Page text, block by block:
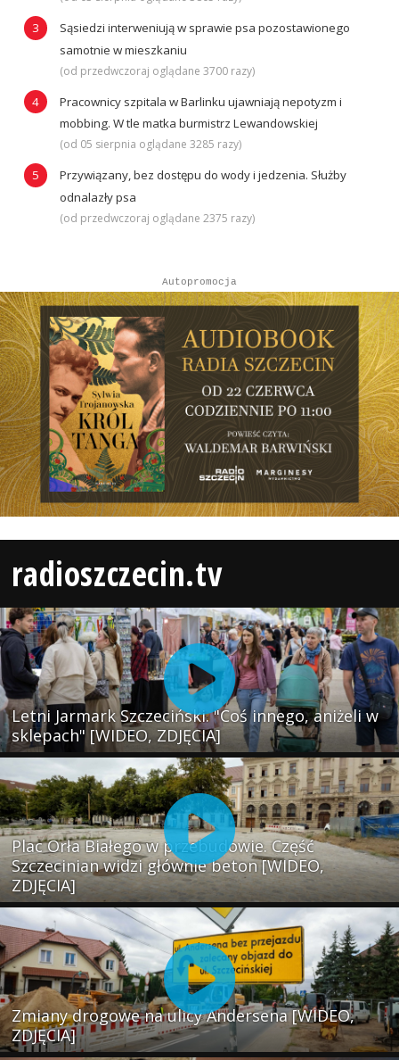
Sąsiedzi interweniują w sprawie psa pozostawionego
samotnie w mieszkaniu
(od przedwczoraj oglądane 3700 razy)
Pracownicy szpitala w Barlinku ujawniają nepotyzm i
mobbing. W tle matka burmistrz Lewandowskiej
(od 05 sierpnia oglądane 3285 razy)
Przywiązany, bez dostępu do wody i jedzenia. Służby
odnalazły psa
(od przedwczoraj oglądane 2375 razy)
Autopromocja
radioszczecin.tv
Letni Jarmark Szczeciński. "Coś innego, aniżeli w
sklepach" [WIDEO, ZDJĘCIA]
Plac Orła Białego w przebudowie. Część
Szczecinian widzi głównie beton [WIDEO,
ZDJĘCIA]
Zmiany drogowe na ulicy Andersena [WIDEO,
ZDJĘCIA]